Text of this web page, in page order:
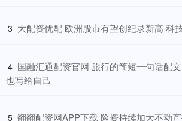
3 大配资优配 欧洲股市有望创纪录新高 科
4 国融汇通配资官网 旅行的简短一句话配
也写给自己
5 翻翻配资网APP下载 险资持续加大不动